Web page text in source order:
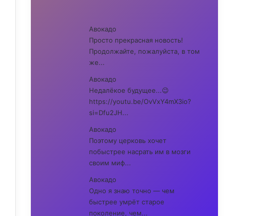
Авокадо
Просто прекрасная новость!
Продолжайте, пожалуйста, в том
же...
Авокадо
Недалёкое будущее...😉
https://youtu.be/OvVxY4mX3io?
si=Dfu2JH...
Авокадо
Поэтому церковь хочет
побыстрее насрать им в мозги
своим миф...
Авокадо
Одно я знаю точно — чем
быстрее умрёт старое
поколение, чем...